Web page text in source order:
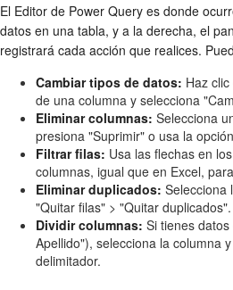
El Editor de Power Query es donde
datos en una tabla, y a la derecha, el
registrará cada acción que realices.
Cambiar tipos de datos: Haz
de una columna y selecciona
Eliminar columnas: Selecciona
presiona "Suprimir" o usa la
Filtrar filas: Usa las flechas en
columnas, igual que en Excel,
Eliminar duplicados: Selecciona
"Quitar filas" > "Quitar duplicados".
Dividir columnas: Si tienes
Apellido"), selecciona la columna
delimitador.